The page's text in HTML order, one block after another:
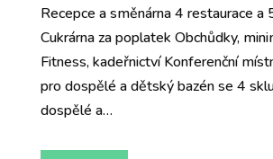
Recepce a směnárna 4 restaurace a
Cukrárna za poplatek Obchůdky,
Fitness, kadeřnictví Konferenční
pro dospělé a dětský bazén se 4
dospělé a…